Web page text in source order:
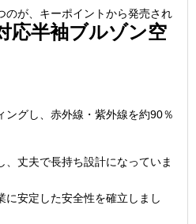
のが、キーポイントから発売され
応半袖ブルゾン空
ングし、赤外線・紫外線を約90％
丈夫で長持ち設計になっていま
に安定した安全性を確立しまし